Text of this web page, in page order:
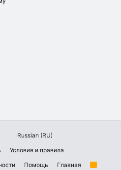
Russian (RU)
Условия и правила
Помощь Главная
R